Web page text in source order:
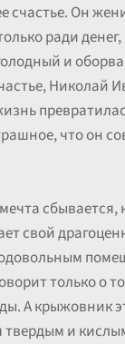
счастье. Он
ради
и
Николай
что он
сбывается,
свой
только о
А крыжовник
твердым и